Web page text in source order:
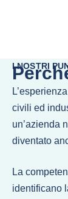
I NOSTRI
civili ed
un’azienda
diventato
La
identificano